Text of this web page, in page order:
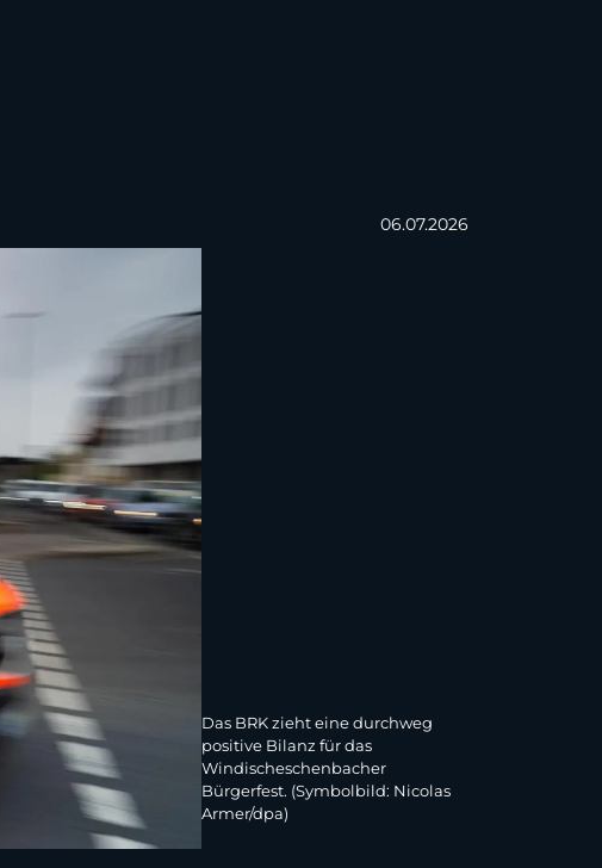
06.07.2026
Das BRK zieht eine durchweg
positive Bilanz für das
Windischeschenbacher
Bürgerfest. (Symbolbild: Nicolas
Armer/dpa)